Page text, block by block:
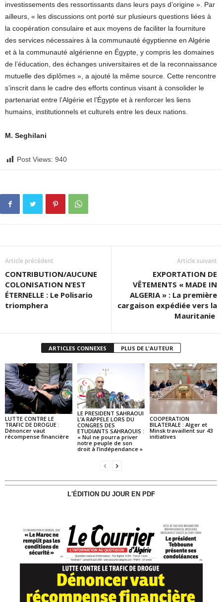
investissements des ressortissants dans leurs pays d’origine ». Par
ailleurs, « les discussions ont porté sur plusieurs questions liées à
la coopération consulaire et aux moyens de faciliter la fourniture
des services nécessaires à la communauté égyptienne en Algérie
et à la communauté algérienne en Égypte, y compris les domaines
de l’éducation, des échanges universitaires et de la reconnaissance
mutuelle des diplômes », a ajouté la même source. Cette rencontre
s’inscrit dans le cadre des efforts continus visant à consolider le
partenariat entre l’Algérie et l’Égypte et à renforcer les liens
humains, institutionnels et culturels entre les deux nations.
M. Seghilani
Post Views: 940
Article précédent
CONTRIBUTION/AUCUNE
COLONISATION N’EST
ÉTERNELLE : Le Polisario
triomphera
Article suivant
EXPORTATION DE
VÊTEMENTS « MADE IN
ALGERIA » : La première
cargaison expédiée vers la
Mauritanie
ARTICLES CONNEXES PLUS DE L'AUTEUR
LUTTE CONTRE LE
TRAFIC DE DROGUE :
Dénoncer vaut
récompense financière
LE PRESIDENT SAHRAOUI
L’A RAPPELE LORS DU
CONGRES DES
ETUDIANTS SAHRAOUIS :
« Nul ne pourra priver
notre peuple de son
droit à l’indépendance »
COOPERATION
BILATERALE : Alger et
Minsk travaillent sur 43
initiatives
L'ÉDITION DU JOUR EN PDF